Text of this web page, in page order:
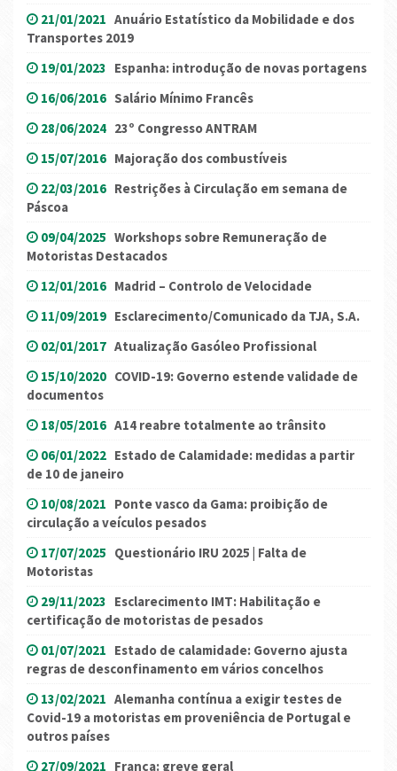
21/01/2021 Anuário Estatístico da Mobilidade e dos
Transportes 2019
19/01/2023 Espanha: introdução de novas portagens
16/06/2016 Salário Mínimo Francês
28/06/2024 23º Congresso ANTRAM
15/07/2016 Majoração dos combustíveis
22/03/2016 Restrições à Circulação em semana de
Páscoa
09/04/2025 Workshops sobre Remuneração de
Motoristas Destacados
12/01/2016 Madrid – Controlo de Velocidade
11/09/2019 Esclarecimento/Comunicado da TJA, S.A.
02/01/2017 Atualização Gasóleo Profissional
15/10/2020 COVID-19: Governo estende validade de
documentos
18/05/2016 A14 reabre totalmente ao trânsito
06/01/2022 Estado de Calamidade: medidas a partir
de 10 de janeiro
10/08/2021 Ponte vasco da Gama: proibição de
circulação a veículos pesados
17/07/2025 Questionário IRU 2025 | Falta de
Motoristas
29/11/2023 Esclarecimento IMT: Habilitação e
certificação de motoristas de pesados
01/07/2021 Estado de calamidade: Governo ajusta
regras de desconfinamento em vários concelhos
13/02/2021 Alemanha contínua a exigir testes de
Covid-19 a motoristas em proveniência de Portugal e
outros países
27/09/2021 França: greve geral